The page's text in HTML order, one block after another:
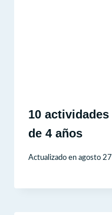
10
de 4 años
Actualizado en agosto